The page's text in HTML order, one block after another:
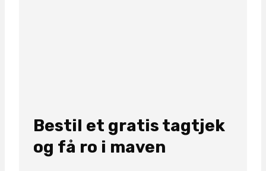
Bestil et gratis tagtjek
og få ro i maven